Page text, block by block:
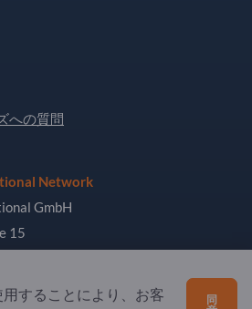
への質問
Network
GmbH
15
することにより、お客
同